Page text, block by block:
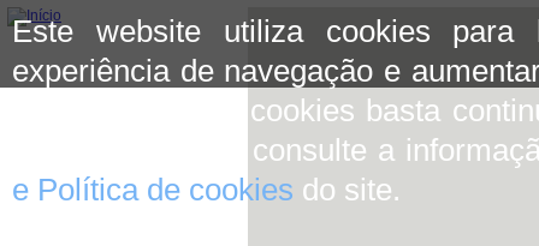
Este website utiliza cookies para
experiência de navegação e
aceitar o uso de cookies basta
mais informação consulte a
e Política de cookies do site.